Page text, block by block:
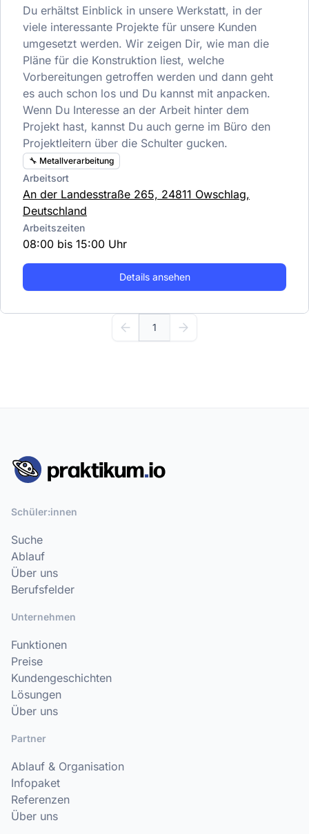
Du erhältst Einblick in unsere Werkstatt, in der
viele interessante Projekte für unsere Kunden
umgesetzt werden. Wir zeigen Dir, wie man die
Pläne für die Konstruktion liest, welche
Vorbereitungen getroffen werden und dann geht
es auch schon los und Du kannst mit anpacken.
Wenn Du Interesse an der Arbeit hinter dem
Projekt hast, kannst Du auch gerne im Büro den
Projektleitern über die Schulter gucken.
🔧 Metallverarbeitung
Arbeitsort
An der Landesstraße 265, 24811 Owschlag,
Deutschland
Arbeitszeiten
08:00 bis 15:00 Uhr
Details ansehen
1
Schüler:innen
Suche
Ablauf
Über uns
Berufsfelder
Unternehmen
Funktionen
Preise
Kundengeschichten
Lösungen
Über uns
Partner
Ablauf & Organisation
Infopaket
Referenzen
Über uns